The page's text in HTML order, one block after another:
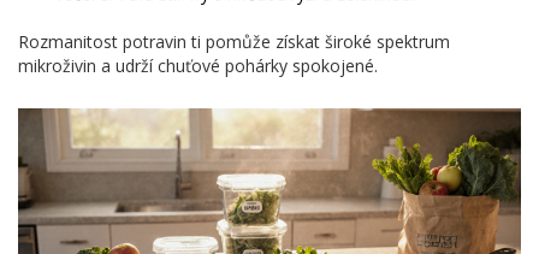
Rozmanitost potravin ti pomůže získat široké spektrum
mikroživin a udrží chuťové pohárky spokojené.